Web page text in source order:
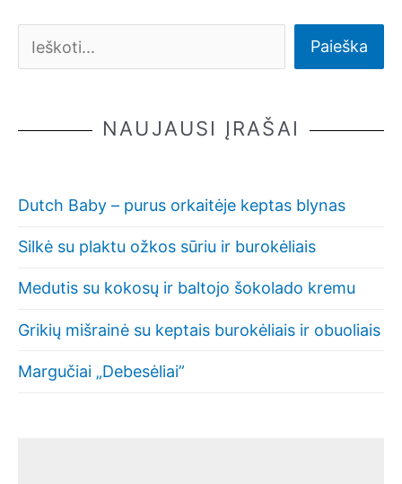
Paieška
NAUJAUSI ĮRAŠAI
Dutch Baby – purus orkaitėje keptas blynas
Silkė su plaktu ožkos sūriu ir burokėliais
Medutis su kokosų ir baltojo šokolado kremu
Grikių mišrainė su keptais burokėliais ir obuoliais
Margučiai „Debesėliai”